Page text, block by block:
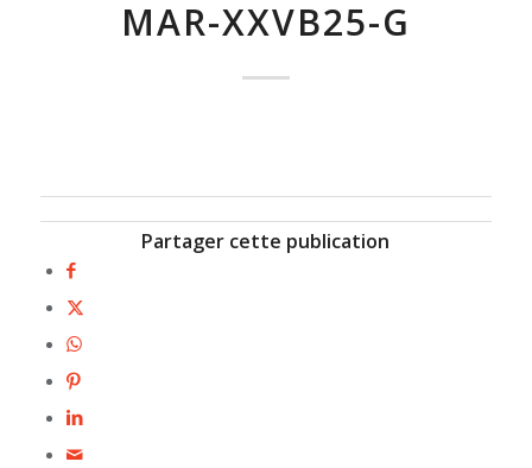
MAR-XXVB25-G
Partager cette publication